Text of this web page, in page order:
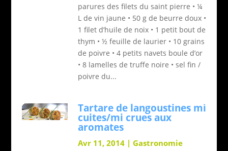
parures des filets du saint pierre • ¼
L de vin jaune • 50 g de beurre doux •
1 filet d’huile de noix • 1 petit bout de
thym • ½ feuille de laurier • 10 grains
de poivre • 4 petits navets boule d’or
• 8 lamelles de truffe noire • sel fin /
poivre du...
Tartare de langoustines mi
cuites/mi crues aux
aromates
Avr 11, 2014 |Gastronomie